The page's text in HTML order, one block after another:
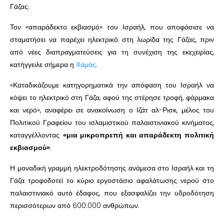
Γάζας.
Τον «απαράδεκτο εκβιασμό» του Ισραήλ, που αποφάσισε να
σταματήσει να παρέχει ηλεκτρικό στη λωρίδα της Γάζας, πριν
από νέες διαπραγματεύσεις για τη συνέχιση της εκεχειρίας,
κατήγγειλε σήμερα η Χαμάς.
«Καταδικάζουμε κατηγορηματικά την απόφαση του Ισραήλ να
κόψει το ηλεκτρικό στη Γάζα, αφού της στέρησε τροφή, φάρμακα
και νερό», αναφέρει σε ανακοίνωση ο Ιζάτ αλ-Ρισκ, μέλος του
Πολιτικού Γραφείου του ισλαμιστικού παλαιστινιακού κινήματος,
καταγγέλλοντας «μια μικροπρεπή και απαράδεκτη πολιτική
εκβιασμού».
Η μοναδική γραμμή ηλεκτροδότησης ανάμεσα στο Ισραήλ και τη
Γάζα τροφοδοτεί το κύριο εργοστάσιο αφαλάτωσης νερού στο
παλαιστινιακό αυτό έδαφος, που εξασφαλίζει την υδροδότηση
περισσότερων από 600.000 ανθρώπων.